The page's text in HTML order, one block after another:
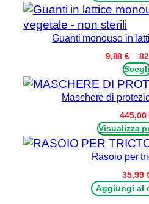
t
e
n
c
Guanti monouso in
9,88€ –
Scegli
Maschere di
445,00
Visualizza
Rasoio per
35,99
Aggiungi al